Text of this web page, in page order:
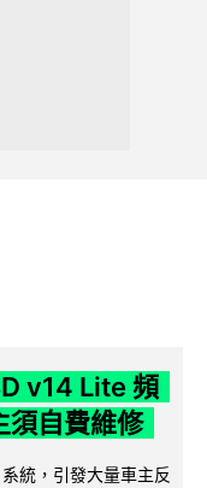
v14 Lite 頻
須自費維修
統，引發大量車主反